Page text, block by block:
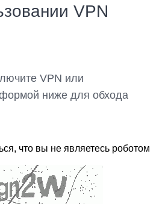
VPN
VPN или
формой ниже для обхода
что вы не являетесь роботом